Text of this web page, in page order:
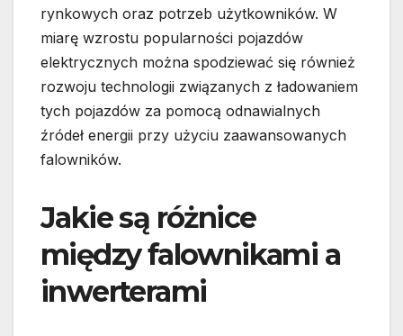
rynkowych oraz potrzeb użytkowników. W
miarę wzrostu popularności pojazdów
elektrycznych można spodziewać się również
rozwoju technologii związanych z ładowaniem
tych pojazdów za pomocą odnawialnych
źródeł energii przy użyciu zaawansowanych
falowników.
Jakie są różnice
między falownikami a
inwerterami